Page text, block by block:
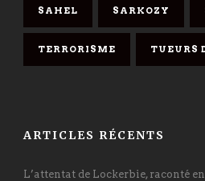
SAHEL SARKOZY
TERRORISME TUEURS
ARTICLES RÉCENTS
L’attentat de Lockerbie, raconté